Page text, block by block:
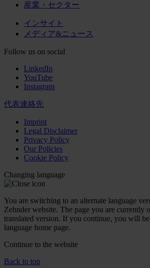
産業・セクター
インサイト
メディア&ニュース
Follow us on social
LinkedIn
YouTube
Instagram
代表連絡先
Imprint
Legal Disclaimer
Privacy Policy
Our Policies
Cookie Policy
Changing language
You are switching to an alternate language
Zehnder website. The page you are currently
translated version. If you continue, you will
language home page.
Continue to the website
Back to top